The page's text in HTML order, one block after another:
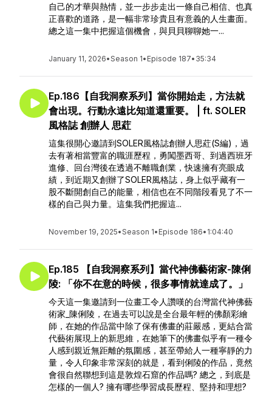
自己的才華與熱情，並一步步走出一條自己相信、也真
正喜歡的道路，是一幅非常珍貴且有意義的人生畫面。
總之這一集中把握這個機會，與貝貝聊聊她一...
January 11, 2026•Season 1• Episode 187• 35:34
Ep.186【自我洞察系列】當你開始走，方法就
會出現。行動永遠比知道還重要。 | ft. SOLER
風格誌 創辦人 思葒
這集很開心邀請到SOLER風格誌創辦人思葒(S編)，過
去有著相當豐富的職涯歷程，勇闖墨西哥、到過西班牙
進修、回台灣後在透過不離職創業，快速擁有亮眼成
績，到近期又創辦了SOLER風格誌，身上似乎藏有一
股不斷開創自己的能量，相信也在不同階段看見了不一
樣的自己與力量。這集我們把握這...
November 19, 2025•Season 1• Episode 186• 1:04:40
Ep.185 【自我洞察系列】當代神佛藝術家-陳俐
陵: 「你不在意的時候，很多事情就達成了。」
今天這一集邀請到一位畫工令人讚嘆的台灣當代神佛藝
術家_陳俐陵，在過去可以說是全台最年輕的佛顏彩繪
師，在她的作品當中除了保有佛畫的莊嚴感，更結合當
代藝術展現上的新思維，在她筆下的佛畫似乎有一種令
人感到親近無距離的氛圍感，甚至帶給人一種寧靜的力
量，令人印象非常深刻的就是，看到俐陵的作品，竟然
會很自然聯想到這是敦煌石窟的作品嗎? 總之，到底是
怎樣的一個人? 擁有哪些學習成長歷程、堅持和理想?